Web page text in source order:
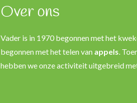
Over ons
Vader is in 1970 begonnen met het
begonnen met het telen van appels .
hebben we onze activiteit uitgebreid